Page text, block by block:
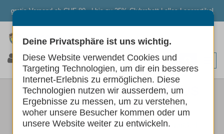
gratis Versand ab CHF 80.- | bis zu 25% Clubrabatt | alles Lagerartikel
0 0 0
RINTI EXTRA CHICKO PLUS
ENTE & GEMÜSE 80G
Hunde Hundefutter Hundeleckerlis Kauartikel
Deine Privatsphäre ist uns wichtig.
Diese Website verwendet Cookies und
Targeting Technologien, um dir ein besseres
Internet-Erlebnis zu ermöglichen. Diese
Technologien nutzen wir ausserdem, um
Ergebnisse zu messen, um zu verstehen,
woher unsere Besucher kommen oder um
unsere Website weiter zu entwickeln.